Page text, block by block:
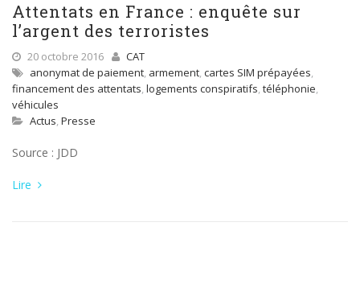
Attentats en France : enquête sur
l’argent des terroristes
20 octobre 2016
CAT
anonymat de paiement, armement, cartes SIM prépayées,
financement des attentats, logements conspiratifs, téléphonie,
véhicules
Actus, Presse
Source : JDD
Lire